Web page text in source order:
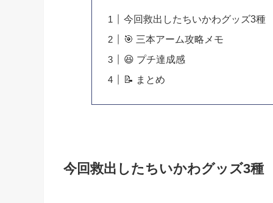
今回救出したちいかわグッズ3種
🎯 三本アーム攻略メモ
😆 プチ達成感
📝 まとめ
今回救出したちいかわグッズ3種